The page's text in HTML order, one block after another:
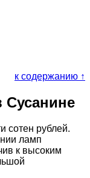
к содержанию ↑
сотен рублей.
ламп
к высоким